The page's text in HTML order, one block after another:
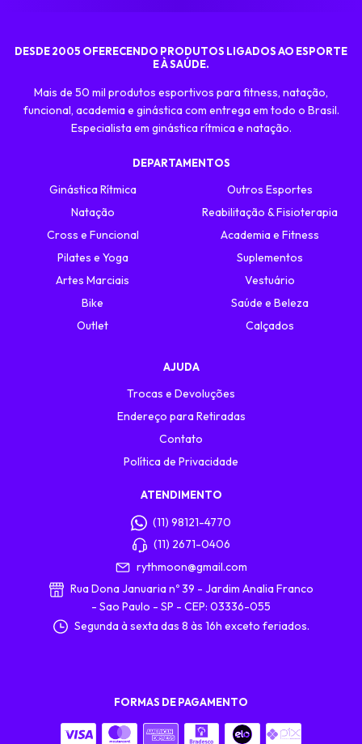
DESDE 2005 OFERECENDO PRODUTOS LIGADOS AO ESPORTE
E À SAÚDE.
Mais de 50 mil produtos esportivos para fitness, natação,
funcional, academia e ginástica com entrega em todo o Brasil.
Especialista em ginástica rítmica e natação.
DEPARTAMENTOS
Ginástica Rítmica
Natação
Cross e Funcional
Pilates e Yoga
Artes Marciais
Bike
Outlet
Outros Esportes
Reabilitação & Fisioterapia
Academia e Fitness
Suplementos
Vestuário
Saúde e Beleza
Calçados
AJUDA
Trocas e Devoluções
Endereço para Retiradas
Contato
Política de Privacidade
ATENDIMENTO
(11) 98121-4770
(11) 2671-0406
rythmoon@gmail.com
Rua Dona Januaria nº 39 - Jardim Analia Franco
- Sao Paulo - SP - CEP: 03336-055
Segunda à sexta das 8 às 16h exceto feriados.
FORMAS DE PAGAMENTO